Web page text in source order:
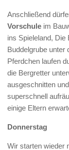
Anschließend
Vorschule im
ins Spieleland, Die
Buddelgrube unter
Pferdchen laufen
die Bergretter
ausgeschnitten
superschnell
einige Eltern
Donnerstag
Wir starten wieder